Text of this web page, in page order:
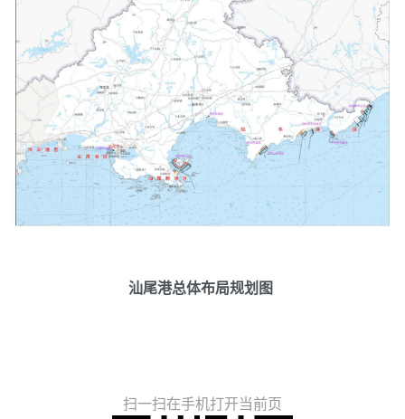
汕尾港总体布局规划图
扫一扫在手机打开当前页